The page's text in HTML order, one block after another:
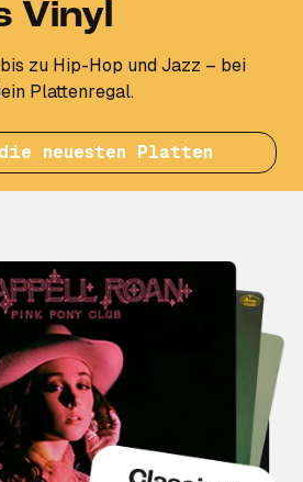
Vinyl
zu Hip-Hop und Jazz – bei
Plattenregal.
neuesten Platten